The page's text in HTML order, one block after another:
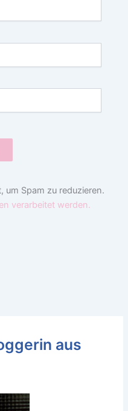
um Spam zu reduzieren.
verarbeitet werden.
aus